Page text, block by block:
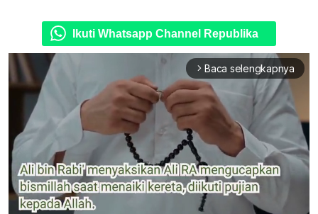
Ikuti Whatsapp Channel Republika
arrow_forward_ios Baca selengkapnya